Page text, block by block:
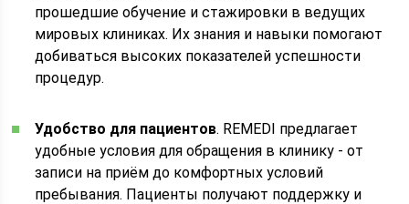
прошедшие обучение и стажировки в ведущих
мировых клиниках. Их знания и навыки помогают
добиваться высоких показателей успешности
процедур.
Удобство для пациентов. REMEDI предлагает
удобные условия для обращения в клинику - от
записи на приём до комфортных условий
пребывания. Пациенты получают поддержку и